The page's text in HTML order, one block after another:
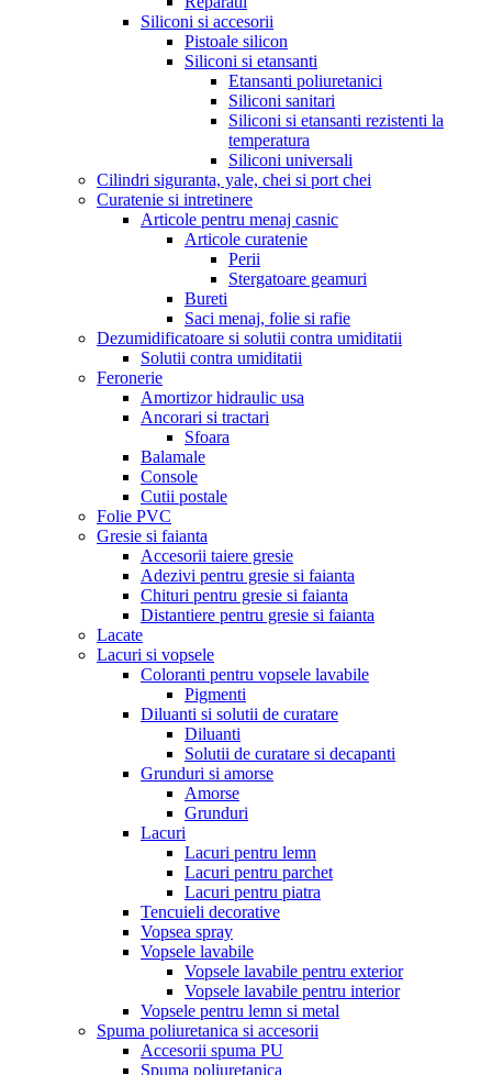
Siliconi si accesorii
Pistoale silicon
Siliconi si etansanti
Etansanti poliuretanici
Siliconi sanitari
Siliconi si etansanti rezistenti la
temperatura
Siliconi universali
Cilindri siguranta, yale, chei si port chei
Curatenie si intretinere
Articole pentru menaj casnic
Articole curatenie
Perii
Stergatoare geamuri
Bureti
Saci menaj, folie si rafie
Dezumidificatoare si solutii contra umiditatii
Solutii contra umiditatii
Feronerie
Amortizor hidraulic usa
Ancorari si tractari
Sfoara
Balamale
Console
Cutii postale
Folie PVC
Gresie si faianta
Accesorii taiere gresie
Adezivi pentru gresie si faianta
Chituri pentru gresie si faianta
Distantiere pentru gresie si faianta
Lacate
Lacuri si vopsele
Coloranti pentru vopsele lavabile
Pigmenti
Diluanti si solutii de curatare
Diluanti
Solutii de curatare si decapanti
Grunduri si amorse
Amorse
Grunduri
Lacuri
Lacuri pentru lemn
Lacuri pentru parchet
Lacuri pentru piatra
Tencuieli decorative
Vopsea spray
Vopsele lavabile
Vopsele lavabile pentru exterior
Vopsele lavabile pentru interior
Vopsele pentru lemn si metal
Spuma poliuretanica si accesorii
Accesorii spuma PU
Spuma poliuretanica